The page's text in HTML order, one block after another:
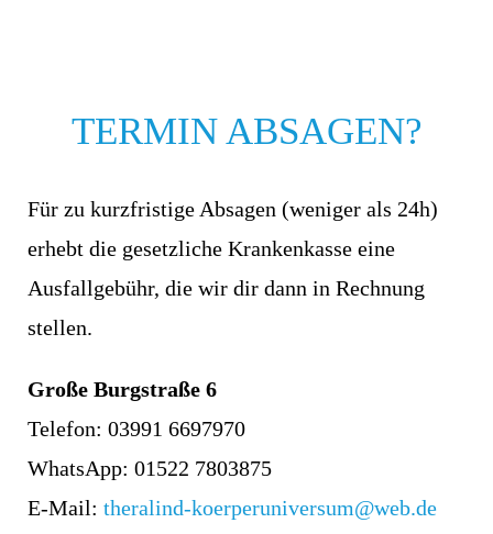
TERMIN ABSAGEN?
Für zu kurzfristige Absagen (weniger als 24h)
erhebt die gesetzliche Krankenkasse eine
Ausfallgebühr, die wir dir dann in Rechnung
stellen.
Große Burgstraße 6
Telefon: 03991 6697970
WhatsApp: 01522 7803875
E-Mail: theralind-koerperuniversum@web.de